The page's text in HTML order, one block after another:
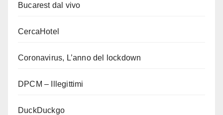
Bucarest dal vivo
CercaHotel
Coronavirus, L’anno del lockdown
DPCM – Illegittimi
DuckDuckgo